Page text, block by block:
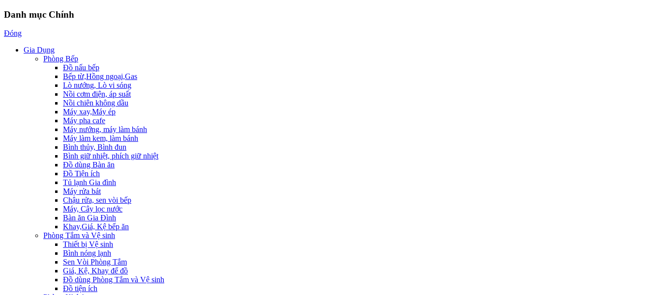
Danh mục Chính
Đóng
Gia Dụng
Phòng Bếp
Đồ nấu bếp
Bếp từ,Hồng ngoại,Gas
Lò nướng, Lò vi sóng
Nồi cơm điện, áp suất
Nồi chiên không dầu
Máy xay,Máy ép
Máy pha cafe
Máy nướng, máy làm bánh
Máy làm kem, làm bánh
Bình thủy, Bình đun
Bình giữ nhiệt, phích giữ nhiệt
Đồ dùng Bàn ăn
Đồ Tiện ích
Tủ lạnh Gia đình
Máy rửa bát
Chậu rửa, sen vòi bếp
Máy, Cây lọc nước
Bàn ăn Gia Đình
Khay,Giá, Kệ bếp ăn
Phòng Tắm và Vệ sinh
Thiết bị Vệ sinh
Bình nóng lạnh
Sen Vòi Phòng Tắm
Giá, Kệ, Khay để đồ
Đồ dùng Phòng Tắm và Vệ sinh
Đồ tiện ích